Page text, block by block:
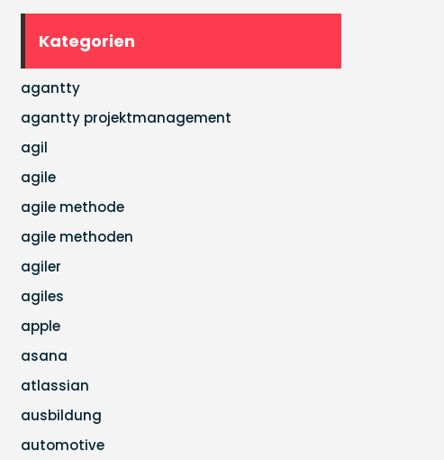
Kategorien
agantty
agantty projektmanagement
agil
agile
agile methode
agile methoden
agiler
agiles
apple
asana
atlassian
ausbildung
automotive